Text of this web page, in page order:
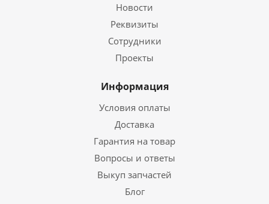
Новости
Реквизиты
Сотрудники
Проекты
Информация
Условия оплаты
Доставка
Гарантия на товар
Вопросы и ответы
Выкуп запчастей
Блог